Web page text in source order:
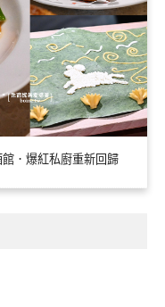
．爆紅私廚重新回歸